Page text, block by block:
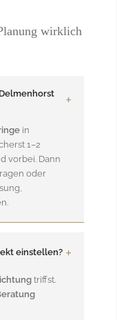
wirklich
in
1–2
vorbei. Dann
oder
einstellen?
triffst.